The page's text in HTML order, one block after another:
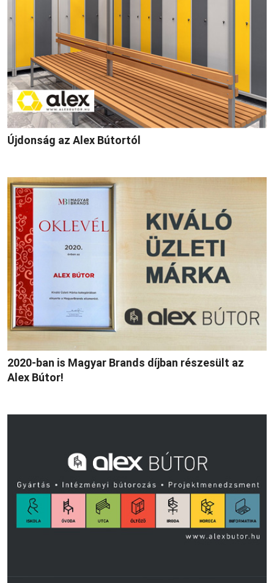
Újdonság az Alex Bútortól
2020-ban is Magyar Brands díjban részesült az
Alex Bútor!